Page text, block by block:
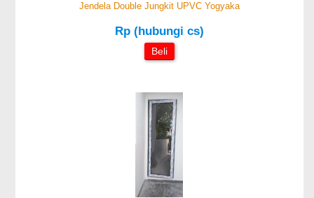
Jendela Double Jungkit UPVC Yogyaka
Rp (hubungi cs)
Beli